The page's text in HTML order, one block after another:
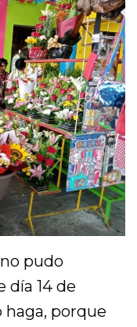
pudo
día 14 de
haga, porque